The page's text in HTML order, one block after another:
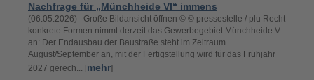
Nachfrage für „Münchheide VI“ immens
(06.05.2026) Große Bildansicht öffnen © © pressestelle / plu Recht
konkrete Formen nimmt derzeit das Gewerbegebiet Münchheide V
an: Der Endausbau der Baustraße steht im Zeitraum
August/September an, mit der Fertigstellung wird für das Frühjahr
2027 gerech... [mehr]